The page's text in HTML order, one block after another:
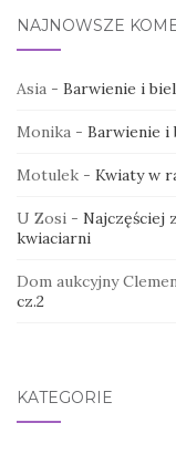
NAJNOWSZE
Asia - Barwienie i
Monika - Barwienie i
Motulek - Kwiaty w
U Zosi - Najczęściej
kwiaciarni
Dom aukcyjny
cz.2
KATEGORIE